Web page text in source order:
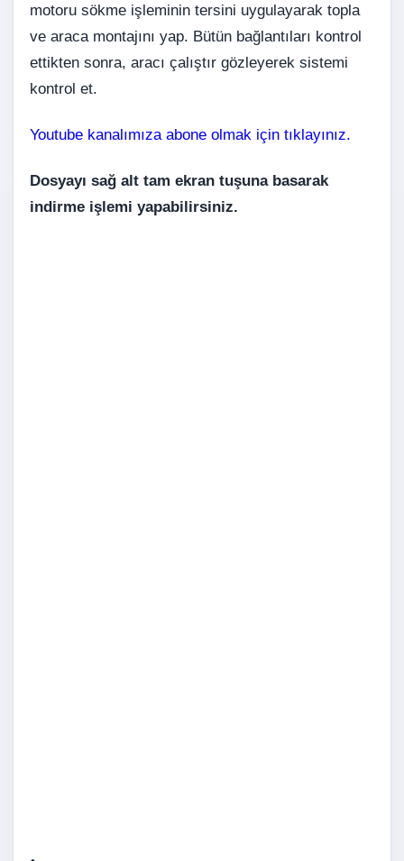
motoru sökme işleminin tersini uygulayarak topla
ve araca montajını yap. Bütün bağlantıları kontrol
ettikten sonra, aracı çalıştır gözleyerek sistemi
kontrol et.
Youtube kanalımıza abone olmak için tıklayınız.
Dosyayı sağ alt tam ekran tuşuna basarak
indirme işlemi yapabilirsiniz.